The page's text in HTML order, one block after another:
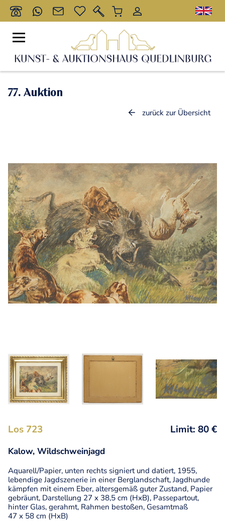
77. Auktion
zurück zur Übersicht
Los 723 Limit: 80 €
Kalow, Wildschweinjagd
Aquarell/Papier, unten rechts signiert und datiert, 1955,
lebendige Jagdszenerie in einer Berglandschaft, Jagdhunde
kämpfen mit einem Eber, altersgemäß guter Zustand, Papier
gebräunt, Darstellung 27 x 38,5 cm (HxB), Passepartout,
hinter Glas, gerahmt, Rahmen bestoßen, Gesamtmaß
47 x 58 cm (HxB)